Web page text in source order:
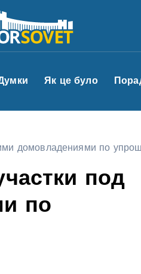
Як це було
домовладениями по
под
по